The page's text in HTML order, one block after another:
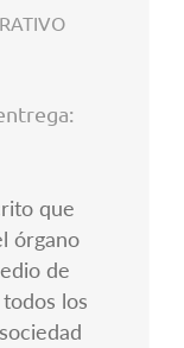
que
órgano
de
los